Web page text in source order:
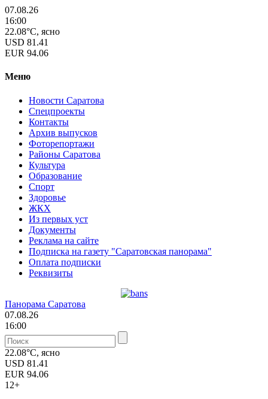
07.08.26
16:00
22.08°C, ясно
USD 81.41
EUR 94.06
Меню
Новости Саратова
Спецпроекты
Контакты
Архив выпусков
Фоторепортажи
Районы Саратова
Культура
Образование
Спорт
Здоровье
ЖКХ
Из пеpвых уст
Документы
Реклама на сайте
Подписка на газету "Саратовская панорама"
Оплата подписки
Реквизиты
Панорама Саратова
07.08.26
16:00
22.08°C, ясно
USD 81.41
EUR 94.06
12+